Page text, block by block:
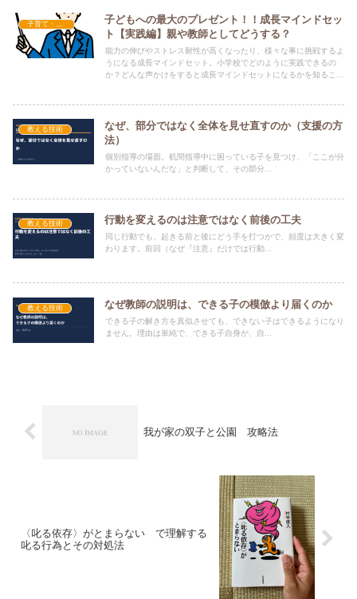
子どもへの最大のプレゼント！！成長マインドセッ
ト【実践編】親や教師としてどうする？
能力の伸びやストレス耐性が高くなったり、様々な事に挑戦するよ
うになる成長マインドセット。小学校でどのように実践できるの
か？どんな声かけをすると成長マインドセットになるかを知ること
教える技術
なぜ、部分ではなく全体を見せ直すのか（支援の方
法）
個別指導の場面。机間指導中に困っている子を見つけ、「ここが分
かっていないんだな」と判断して、その部分...
教える技術 行動を変えるのは注意ではなく前後の工夫
同じ行動でも、起きる前と後にどう手を打つかで、頻度は大きく変
わります。前回（なぜ『注意』だけでは行動...
教える技術 なぜ教師の説明は、できる子の模倣より届くのか
できる子の解き方を真似させても、できない子はできるようになり
ません。理由は単純で、できる子自身が、自...
我が家の双子と公園 攻略法
〈叱る依存〉がとまらない で理解する
叱る行為とその対処法